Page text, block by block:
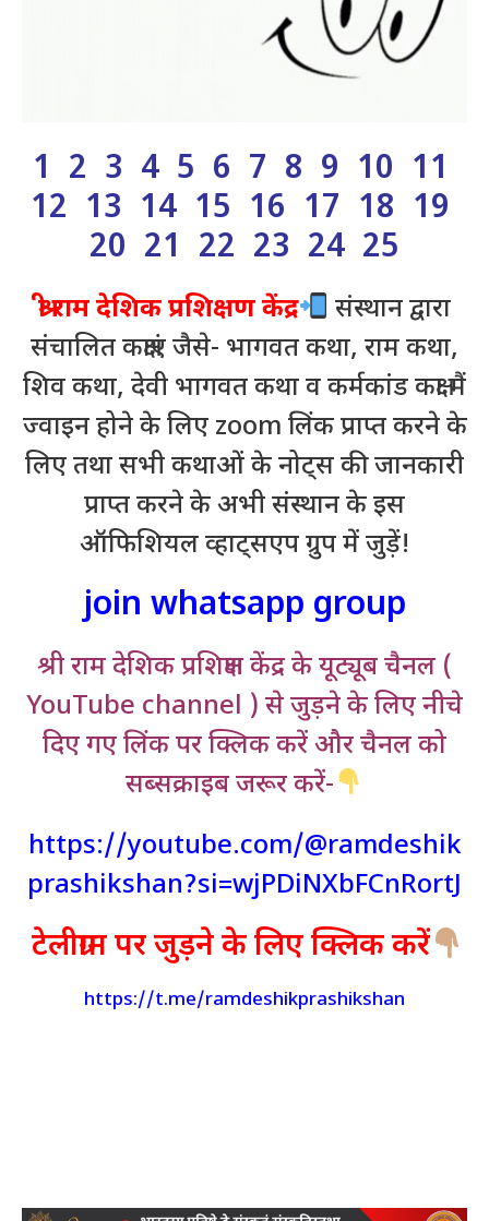
1 2 3 4 5 6 7 8 9 10 11
12 13 14 15 16 17 18 19
20 21 22 23 24 25
श्री राम देशिक प्रशिक्षण केंद्र
संस्थान द्वारा
संचालित कक्षाएं जैसे- भागवत कथा, राम कथा,
शिव कथा, देवी भागवत कथा व कर्मकांड कक्षा मैं
ज्वाइन होने के लिए zoom लिंक प्राप्त करने के
लिए तथा सभी कथाओं के नोट्स की जानकारी
प्राप्त करने के अभी संस्थान के इस
ऑफिशियल व्हाट्सएप ग्रुप में जुड़ें!
join whatsapp group
श्री राम देशिक प्रशिक्षण केंद्र के यूट्यूब चैनल (
YouTube channel ) से जुड़ने के लिए नीचे
दिए गए लिंक पर क्लिक करें और चैनल को
सब्सक्राइब जरूर करें-
https://youtube.com/@ramdeshik
prashikshan?si=wjPDiNXbFCnRortJ
टेलीग्राम पर जुड़ने के लिए क्लिक करें
https://t.me/ramdeshikprashikshan